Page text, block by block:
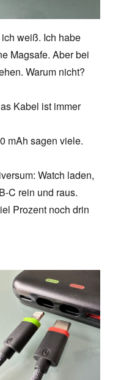
weiß. Ich habe
Magsafe. Aber bei
Warum nicht?
Kabel ist immer
mAh sagen viele.
Watch laden,
C rein und raus.
Prozent noch drin